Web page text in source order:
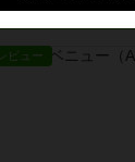
レビュー